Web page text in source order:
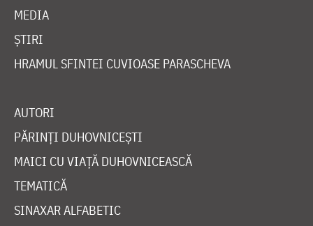
MEDIA
ȘTIRI
HRAMUL SFINTEI CUVIOASE PARASCHEVA
AUTORI
PĂRINȚI DUHOVNICEȘTI
MAICI CU VIAȚĂ DUHOVNICEASCĂ
TEMATICĂ
SINAXAR ALFABETIC